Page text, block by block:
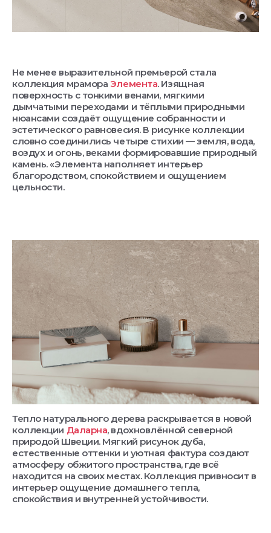
Не менее выразительной премьерой стала
коллекция мрамора Элемента. Изящная
поверхность с тонкими венами, мягкими
дымчатыми переходами и тёплыми природными
нюансами создаёт ощущение собранности и
эстетического равновесия. В рисунке коллекции
словно соединились четыре стихии — земля, вода,
воздух и огонь, веками формировавшие природный
камень. «Элемента наполняет интерьер
благородством, спокойствием и ощущением
цельности.
Тепло натурального дерева раскрывается в новой
коллекции Даларна, вдохновлённой северной
природой Швеции. Мягкий рисунок дуба,
естественные оттенки и уютная фактура создают
атмосферу обжитого пространства, где всё
находится на своих местах. Коллекция привносит в
интерьер ощущение домашнего тепла,
спокойствия и внутренней устойчивости.